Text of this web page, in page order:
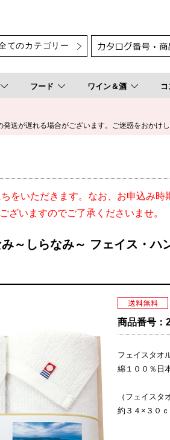
フード ワイン＆酒 コ
送が遅れる場合がございます。ご迷惑をおかけ
をいただきます。なお、お申込み
ざいますのでご了承くださいませ。
～しらなみ～ フェイス・ハ
商品番号：
フェイスタオ
綿１００％日
（フェイスタ
約３４×３０ｃ